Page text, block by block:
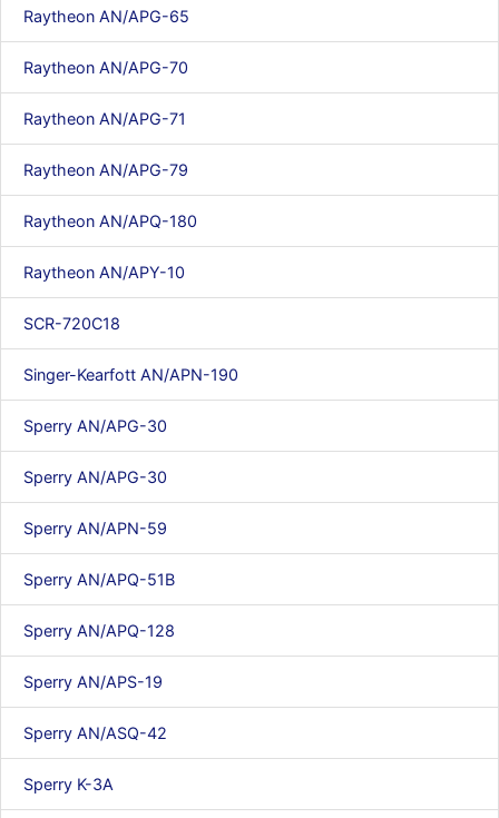
Raytheon AN/APG-65
Raytheon AN/APG-70
Raytheon AN/APG-71
Raytheon AN/APG-79
Raytheon AN/APQ-180
Raytheon AN/APY-10
SCR-720C18
Singer-Kearfott AN/APN-190
Sperry AN/APG-30
Sperry AN/APG-30
Sperry AN/APN-59
Sperry AN/APQ-51B
Sperry AN/APQ-128
Sperry AN/APS-19
Sperry AN/ASQ-42
Sperry K-3A